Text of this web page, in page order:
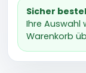
Sicher
Ihre Auswahl
Warenkorb